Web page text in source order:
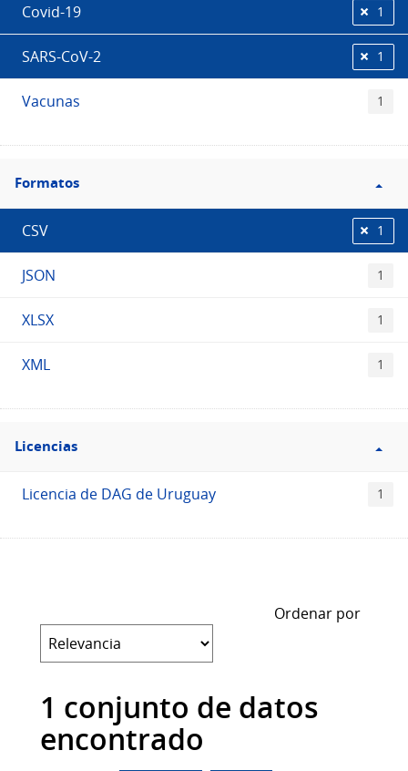
Covid-19 1
SARS-CoV-2 1
Vacunas 1
Filtro
Formatos
Formatos
CSV 1
JSON 1
XLSX 1
XML 1
Filtro
Licencias
Licencias
Licencia de DAG de Uruguay 1
Ordenar por
1 conjunto de datos
encontrado